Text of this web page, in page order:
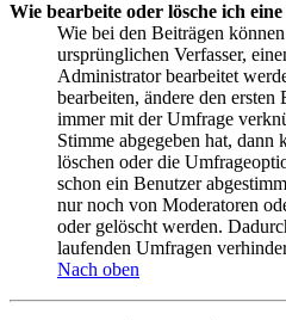
Wie bearbeite oder lösche ich
Wie bei den Beiträgen
ursprünglichen Verfasser,
Administrator bearbeitet
bearbeiten, ändere den ersten
immer mit der Umfrage
Stimme abgegeben hat,
löschen oder die
schon ein Benutzer
nur noch von Moderatoren
oder gelöscht werden.
laufenden Umfragen
Nach oben